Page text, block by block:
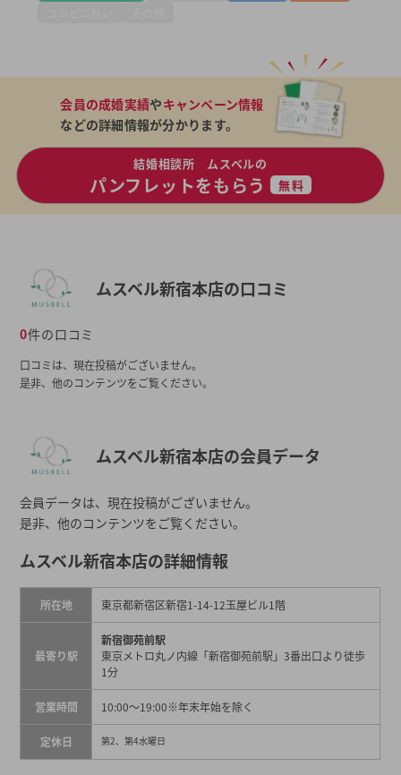
会員の成婚実績やキャンペーン情報
などの詳細情報が分かります。
結婚相談所 ムスベルの
パンフレットをもらう 無料
ムスベル新宿本店の口コミ
0件の口コミ
口コミは、現在投稿がございません。
是非、他のコンテンツをご覧ください。
ムスベル新宿本店の会員データ
会員データは、現在投稿がございません。
是非、他のコンテンツをご覧ください。
ムスベル新宿本店の詳細情報
所在地 東京都新宿区新宿1-14-12玉屋ビル1階
最寄り駅
新宿御苑前駅
東京メトロ丸ノ内線「新宿御苑前駅」3番出口より徒歩
1分
営業時間 10:00～19:00※年末年始を除く
定休日 第2、第4水曜日